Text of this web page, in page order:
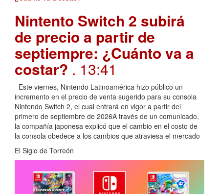
Nintento Switch 2 subirá
de precio a partir de
septiempre: ¿Cuánto va a
costar?. 13:41
Este viernes, Nintendo Latinoamérica hizo público un
incremento en el precio de venta sugerido para su consola
Nintendo Switch 2, el cual entrará en vigor a partir del
primero de septiembre de 2026A través de un comunicado,
la compañía japonesa explicó que el cambio en el costo de
la consola obedece a los cambios que atraviesa el mercado
El Siglo de Torreón